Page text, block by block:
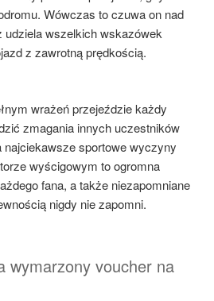
Wówczas to czuwa on nad
udziela wszelkich wskazówek
z zawrotną prędkością.
wrażeń przejeździe każdy
zmagania innych uczestników
sportowe wyczyny
wyścigowym to ogromna
fana, a także niezapomniane
nigdy nie zapomni.
wymarzony voucher na